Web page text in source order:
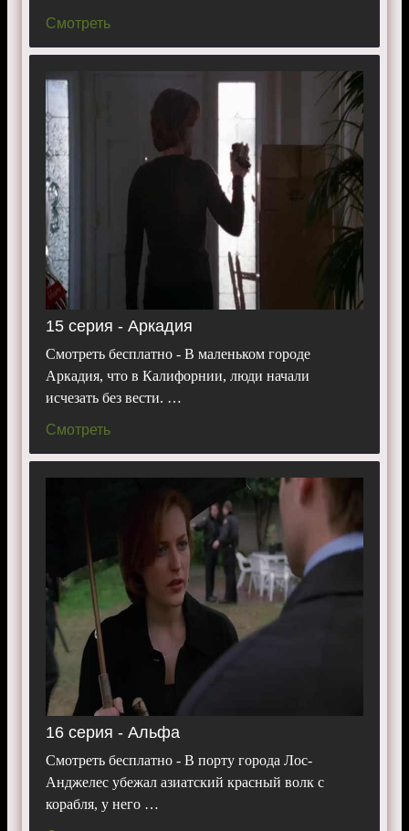
Смотреть
15 серия - Аркадия
Смотреть бесплатно - В маленьком городе
Аркадия, что в Калифорнии, люди начали
исчезать без вести. …
Смотреть
16 серия - Альфа
Смотреть бесплатно - В порту города Лос-
Анджелес убежал азиатский красный волк с
корабля, у него …